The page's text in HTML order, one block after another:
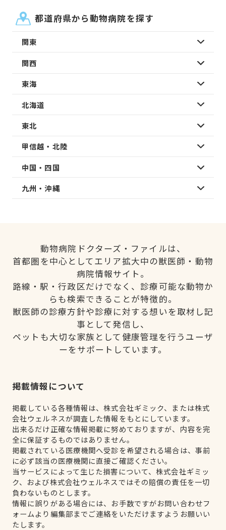
都道府県から動物病院を探す
関東
関西
東海
北海道
東北
甲信越・北陸
中国・四国
九州・沖縄
動物病院ドクターズ・ファイルは、
首都圏を中心としてエリア拡大中の獣医師・動物
病院情報サイト。
路線・駅・行政区だけでなく、診療可能な動物か
らも検索できることが特徴的。
獣医師の診療方針や診療に対する想いを取材し記
事として発信し、
ペットも大切な家族として健康管理を行うユーザ
ーをサポートしています。
掲載情報について
掲載している各種情報は、株式会社ギミック、または株式
会社ウェルネスが調査した情報をもとにしています。
出来るだけ正確な情報掲載に努めておりますが、内容を完
全に保証するものではありません。
掲載されている医療機関へ受診を希望される場合は、事前
に必ず該当の医療機関に直接ご確認ください。
当サービスによって生じた損害について、株式会社ギミッ
ク、および株式会社ウェルネスではその賠償の責任を一切
負わないものとします。
情報に誤りがある場合には、お手数ですがお問い合わせフ
ォームより編集部までご連絡をいただけますようお願いい
たします。